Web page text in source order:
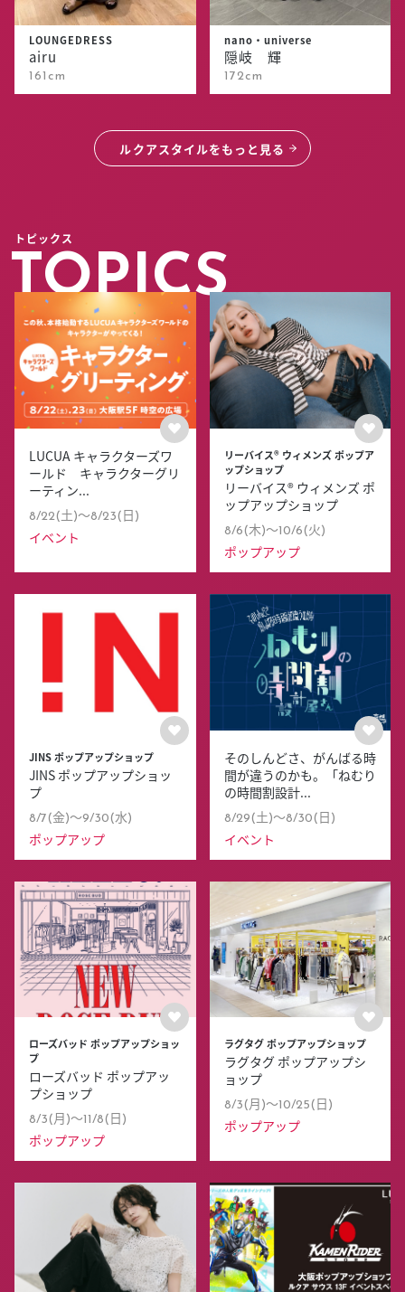
LOUNGEDRESS
airu
161cm
nano・universe
隠岐 輝
172cm
ルクアスタイルをもっと見る
トピックス
TOPICS
LUCUA キャラクターズワ
ールド キャラクターグリ
ーティン...
8/22(土)〜8/23(日)
イベント
リーバイス® ウィメンズ ポップア
ップショップ
リーバイス® ウィメンズ ポ
ップアップショップ
8/6(木)〜10/6(火)
ポップアップ
JINS ポップアップショップ
JINS ポップアップショッ
プ
8/7(金)〜9/30(水)
ポップアップ
そのしんどさ、がんばる時
間が違うのかも。「ねむり
の時間割設計...
8/29(土)〜8/30(日)
イベント
ローズバッド ポップアップショッ
プ
ローズバッド ポップアッ
プショップ
8/3(月)〜11/8(日)
ポップアップ
ラグタグ ポップアップショップ
ラグタグ ポップアップシ
ョップ
8/3(月)〜10/25(日)
ポップアップ